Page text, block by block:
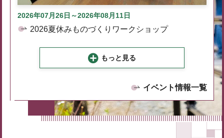
2026年07月26日～2026年08月11日
2026夏休みものづくりワークショップ
もっと見る
イベント情報一覧